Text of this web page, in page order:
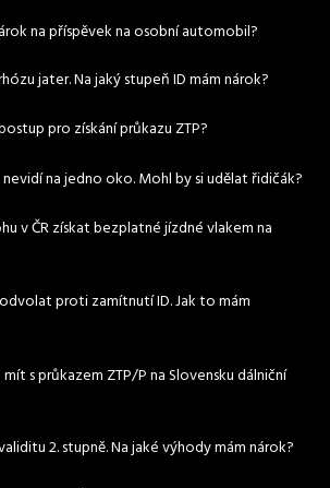
na příspěvek na osobní automobil?
jater. Na jaký stupeň ID mám nárok?
pro získání průkazu ZTP?
nevidí na jedno oko. Mohl by si udělat řidičák?
v ČR získat bezplatné jízdné vlakem na
proti zamítnutí ID. Jak to mám
mít s průkazem ZTP/P na Slovensku dálniční
2. stupně. Na jaké výhody mám nárok?